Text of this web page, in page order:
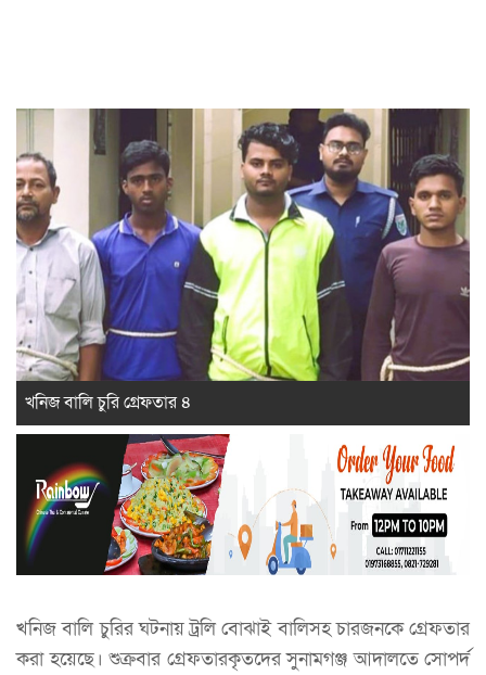
খনিজ বালি চুরি গ্রেফতার ৪
খনিজ বালি চুরির ঘটনায় ট্রলি বোঝাই বালিসহ চারজনকে গ্রেফতার
করা হয়েছে। শুক্রবার গ্রেফতারকৃতদের সুনামগঞ্জ আদালতে সোপর্দ